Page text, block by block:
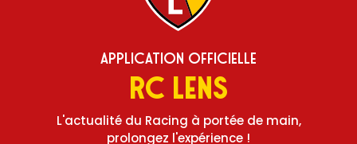
Application Officielle
RC Lens
L'actualité du Racing à portée de main,
prolongez l'expérience !